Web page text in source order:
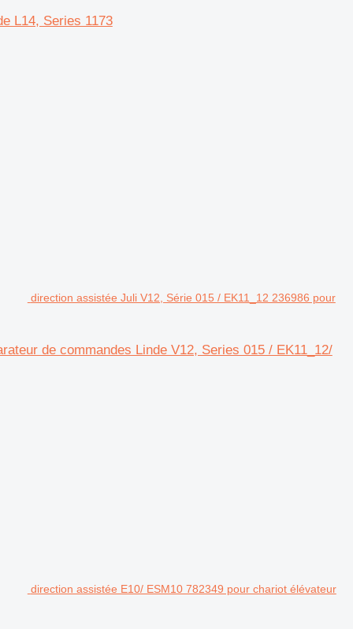
L14, Series 1173
direction assistée Juli V12, Série 015 / EK11_12 236986 pour
de commandes Linde V12, Series 015 / EK11_12/
direction assistée E10/ ESM10 782349 pour chariot élévateur